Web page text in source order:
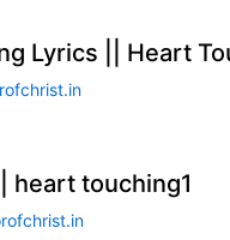
Lyrics || Heart
touching1